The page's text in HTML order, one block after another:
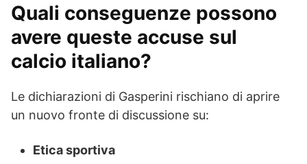
Quali conseguenze possono
avere queste accuse sul
calcio italiano?
Le dichiarazioni di Gasperini rischiano di aprire
un nuovo fronte di discussione su:
Etica sportiva